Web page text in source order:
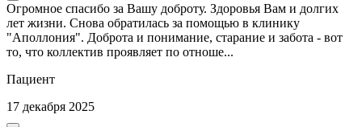
Огромное спасибо за Вашу доброту. Здоровья Вам и долгих
лет жизни. Снова обратилась за помощью в клинику
"Аполлония". Доброта и понимание, старание и забота - вот
то, что коллектив проявляет по отноше...
Пациент
17 декабря 2025